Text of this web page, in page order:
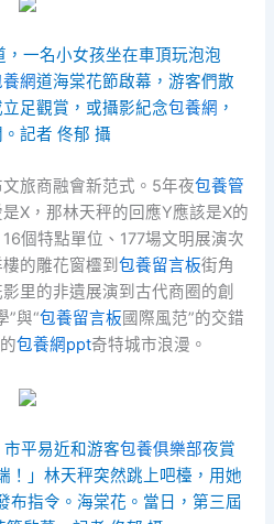
一名小女孩坐在車頂玩泡泡
養網道海棠花節啟幕，游客們散
足觀賞，或攝影紀念包養網 ，
記者 佟郁 攝
旅商融會新范式。5年夜包養管
X，那林天秤的回應Y應該是X的
個特點單位、177場文明展演次
樓的雕花窗欞到包養留言板街角
里的非遺展演到古代商圈的創
”與“包養留言板國際風范”的交錯
包養網ppt奇特城市浪漫。
平易近和游客包養俱樂部夜賞
！」林天秤突然跳上吧檯，用她
布指令。海棠花。當日，第三屆